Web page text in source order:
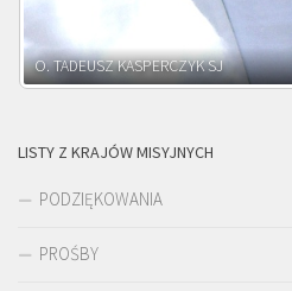
O. ADNRZEJ LEŚNIARA SJ
LISTY Z KRAJÓW MISYJNYCH
PODZIĘKOWANIA
PROŚBY